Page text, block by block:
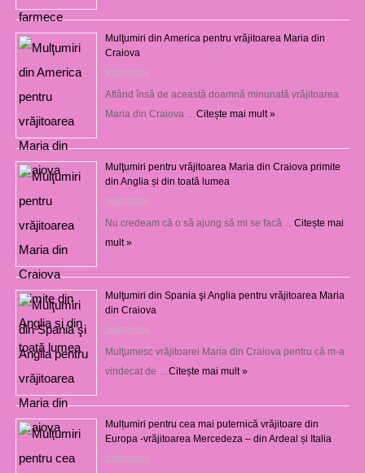
Mulţumiri din America pentru vrăjitoarea Maria din
Craiova
31/07/2026
Aflând însă de această doamnă minunată vrăjitoarea
Maria din Craiova … Citește mai mult »
Mulţumiri pentru vrăjitoarea Maria din Craiova primite
din Anglia și din toată lumea
29/07/2026
Nu credeam că o să ajung să mi se facă … Citește mai
mult »
Mulţumiri din Spania şi Anglia pentru vrăjitoarea Maria
din Craiova
28/07/2026
Mulţumesc vrăjitoarei Maria din Craiova pentru că m-a
vindecat de … Citește mai mult »
Mulțumiri pentru cea mai puternică vrăjitoare din
Europa -vrăjitoarea Mercedeza – din Ardeal și Italia
23/07/2026